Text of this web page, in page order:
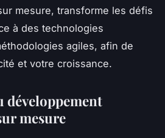
mesure, transforme les défis
à des technologies
agiles, afin de
et votre croissance.
mesure